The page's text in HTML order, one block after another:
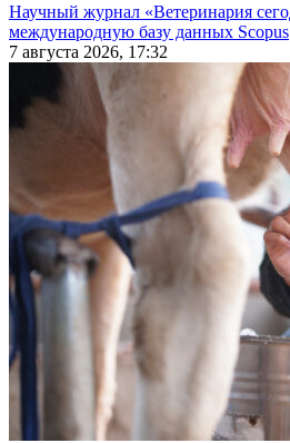
Научный журнал «Ветеринария
международную базу данных Scopus
7 августа 2026, 17:32